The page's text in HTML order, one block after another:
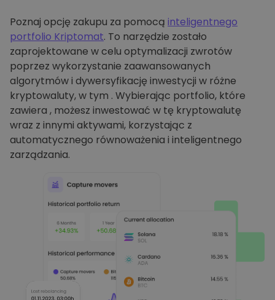
Poznaj opcję zakupu za pomocą inteligentnego
portfolio Kriptomat. To narzędzie zostało
zaprojektowane w celu optymalizacji zwrotów
poprzez wykorzystanie zaawansowanych
algorytmów i dywersyfikację inwestycji w różne
kryptowaluty, w tym . Wybierając portfolio, które
zawiera , możesz inwestować w tę kryptowalutę
wraz z innymi aktywami, korzystając z
automatycznego równoważenia i inteligentnego
zarządzania.